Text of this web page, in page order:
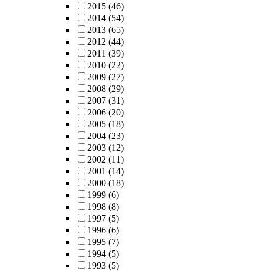
2015 (46)
2014 (54)
2013 (65)
2012 (44)
2011 (39)
2010 (22)
2009 (27)
2008 (29)
2007 (31)
2006 (20)
2005 (18)
2004 (23)
2003 (12)
2002 (11)
2001 (14)
2000 (18)
1999 (6)
1998 (8)
1997 (5)
1996 (6)
1995 (7)
1994 (5)
1993 (5)